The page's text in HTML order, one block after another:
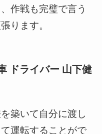
作戦も完璧で言う
ります。
ドライバー 山下健
築いて自分に渡し
運転することがで